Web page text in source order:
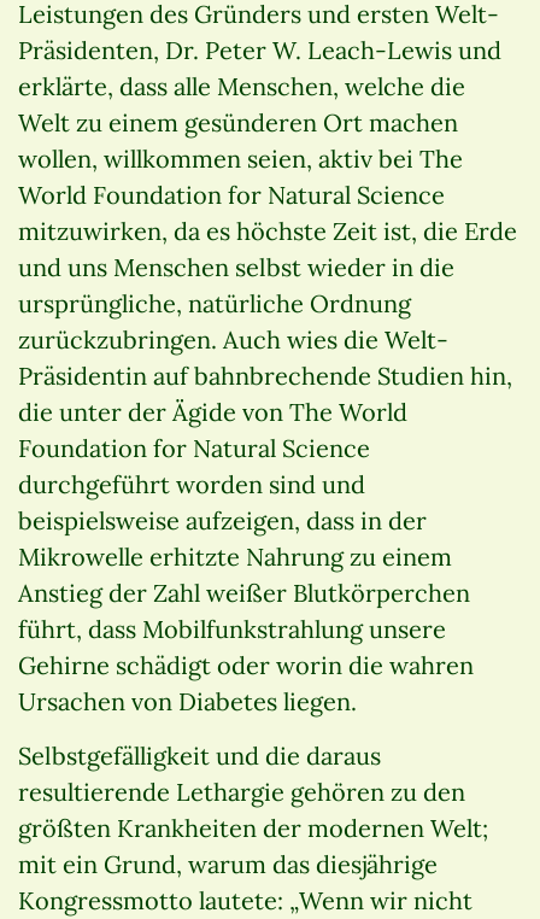
Leistungen des Gründers und ersten Welt-
Präsidenten, Dr. Peter W. Leach-Lewis und
erklärte, dass alle Menschen, welche die
Welt zu einem gesünderen Ort machen
wollen, willkommen seien, aktiv bei The
World Foundation for Natural Science
mitzuwirken, da es höchste Zeit ist, die Erde
und uns Menschen selbst wieder in die
ursprüngliche, natürliche Ordnung
zurückzubringen. Auch wies die Welt-
Präsidentin auf bahnbrechende Studien hin,
die unter der Ägide von The World
Foundation for Natural Science
durchgeführt worden sind und
beispielsweise aufzeigen, dass in der
Mikrowelle erhitzte Nahrung zu einem
Anstieg der Zahl weißer Blutkörperchen
führt, dass Mobilfunkstrahlung unsere
Gehirne schädigt oder worin die wahren
Ursachen von Diabetes liegen.
Selbstgefälligkeit und die daraus
resultierende Lethargie gehören zu den
größten Krankheiten der modernen Welt;
mit ein Grund, warum das diesjährige
Kongressmotto lautete: „Wenn wir nicht